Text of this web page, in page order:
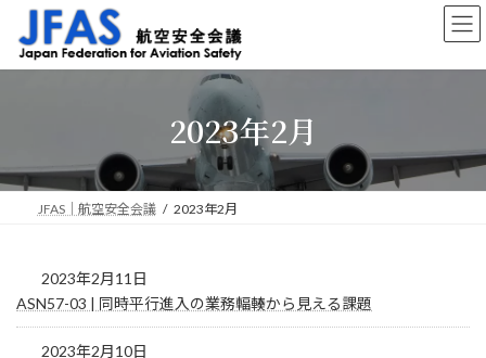
ン
ッ
ー
移
2023年2月
JFAS｜航空安全会議 2023年2月
2023年2月11日
ASN57-03 | 同時平行進入の業務輻輳から見える課題
2023年2月10日